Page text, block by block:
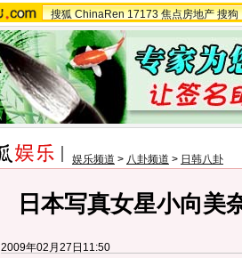
搜狐 ChinaRen 17173 焦点房地产 搜狗
娱乐频道 > 八卦频道 > 日韩八卦
日本写真女星小向美
2009年02月27日11:50